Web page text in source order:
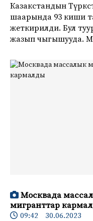
Казакстандын
шаарында 93 киши
жеткирилди. Бул
жазып чыгышууда.
Москвада
мигранттар
09:42 30.06.2023